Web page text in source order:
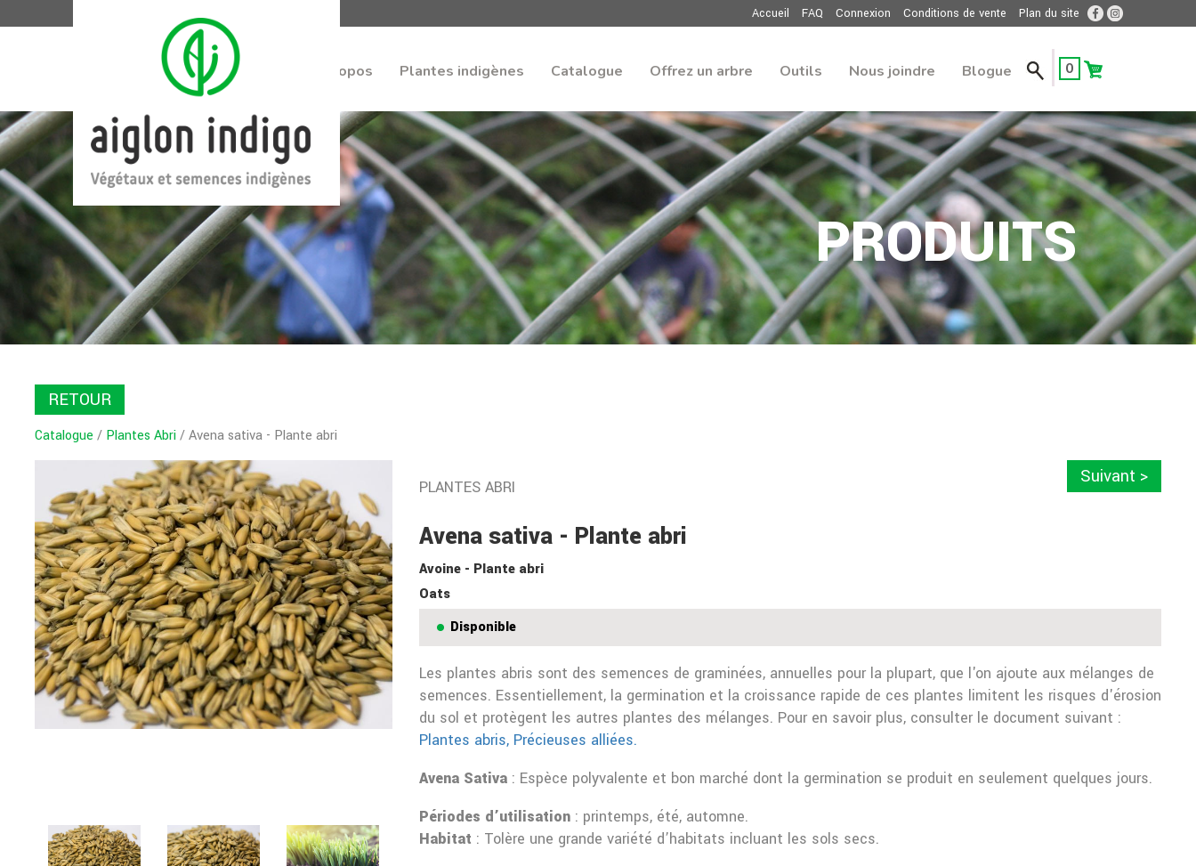
Accueil FAQ Connexion Conditions de vente Plan du site
À propos Plantes indigènes Catalogue Offrez un arbre Outils Nous joindre Blogue 0
PRODUITS
RETOUR
Catalogue / Plantes Abri/ Avena sativa - Plante abri
Suivant >
PLANTES ABRI
Avena sativa - Plante abri
Avoine - Plante abri
Oats
Disponible
Les plantes abris sont des semences de graminées, annuelles pour la plupart, que l'on ajoute aux mélanges de
semences. Essentiellement, la germination et la croissance rapide de ces plantes limitent les risques d'érosion
du sol et protègent les autres plantes des mélanges. Pour en savoir plus, consulter le document suivant :
Plantes abris, Précieuses alliées.
Avena Sativa: Espèce polyvalente et bon marché dont la germination se produit en seulement quelques jours.
Périodes d’utilisation: printemps, été, automne.
Habitat : Tolère une grande variété d’habitats incluant les sols secs.